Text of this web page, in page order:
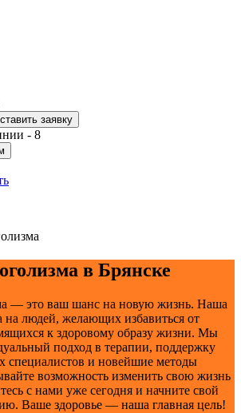
заявку
- 8
в Брянске
— это ваш шанс на новую жизнь. Наша
на людей, желающих избавиться от
к здоровому образу жизни. Мы
подход в терапии, поддержку
специалистов и новейшие методы
возможность изменить свою жизнь
с нами уже сегодня и начните свой
Ваше здоровье — наша главная цель!